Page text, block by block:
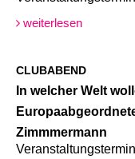
weiterlesen
CLUBABEND
In welcher Welt
Zimmmermann